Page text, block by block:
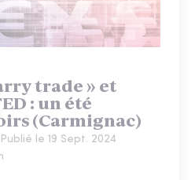
trade » et
: un été
(Carmignac)
Publié le 19 Sept. 2024